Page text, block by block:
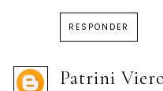
RESPONDER
Patrini